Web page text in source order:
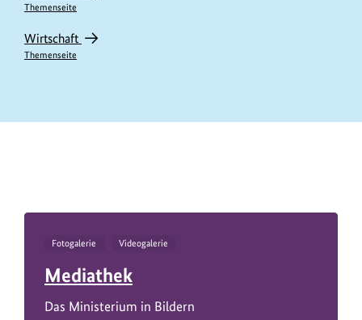
Themenseite
Wirtschaft
Themenseite
Fotogalerie Videogalerie
Mediathek
Das Ministerium in Bildern